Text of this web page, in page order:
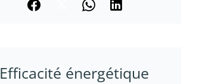
Efficacité énergétique